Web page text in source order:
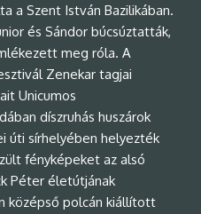
a Szent István Bazilikában.
és Sándor búcsúztatták,
meg róla. A
Zenekar tagjai
Unicumos
díszruhás huszárok
úti sírhelyében helyezték
fényképeket az alsó
Péter életútjának
középső polcán kiállított